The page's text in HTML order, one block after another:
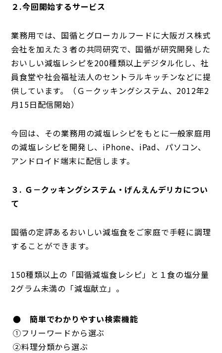
２.今回開始するサービス
業務用では、国循とグローカルフードに大阪ガス株式
会社を加えた３者の共同研究で、国循が研究開発した
おいしい減塩レシピを200種類以上デジタル化し、社
員食堂や社会福祉法人のセントラルキッチンなどに提
供しています。（Ｇ－クッキングシステム、2012年2
月15日配信開始）
今回は、その業務用の減塩レシピをもとに一般家庭用
の減塩レシピを開発し、iPhone、iPad、パソコン、
アンドロイド端末に配信します。
３. Ｇ－クッキングシステム・げんえんデリカについ
て
国循の定評あるおいしい減塩食をご家庭で手軽に調理
することができます。
150種類以上の「国循減塩食レシピ」と１食の塩分量
2グラム未満の「減塩献立」。
● 簡単でわかりやすい検索機能
①フリーワードから選ぶ
②料理分類から選ぶ